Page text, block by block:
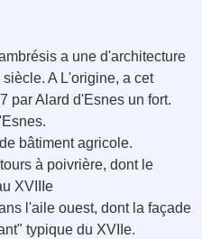
a une d'architecture
A L'origine, a cet
par Alard d'Esnes un fort.
bâtiment agricole.
à poivrière, dont le
XVIIIe
l'aile ouest, dont la façade
typique du XVIIe.